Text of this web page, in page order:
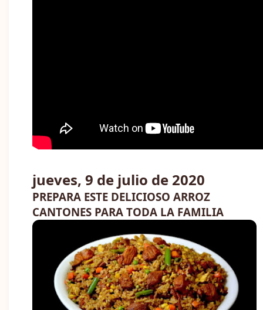
jueves, 9 de julio de 2020
PREPARA ESTE DELICIOSO ARROZ
CANTONES PARA TODA LA FAMILIA